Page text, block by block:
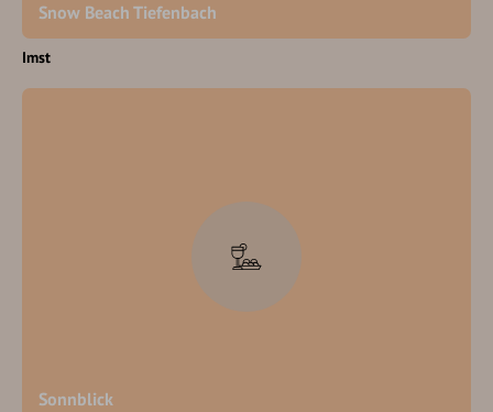
Snow Beach Tiefenbach
Imst
Sonnblick